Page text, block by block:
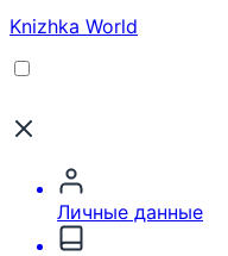
Knizhka World
Личные данные